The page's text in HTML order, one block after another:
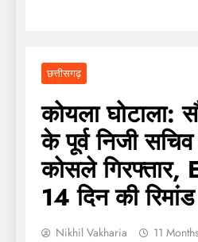
छत्तीसगढ़
कोयला घोटाला:
के पूर्व निजी
कोसले गिरफ्तार,
14 दिन की रिमांड
Nikhil Vakharia 11